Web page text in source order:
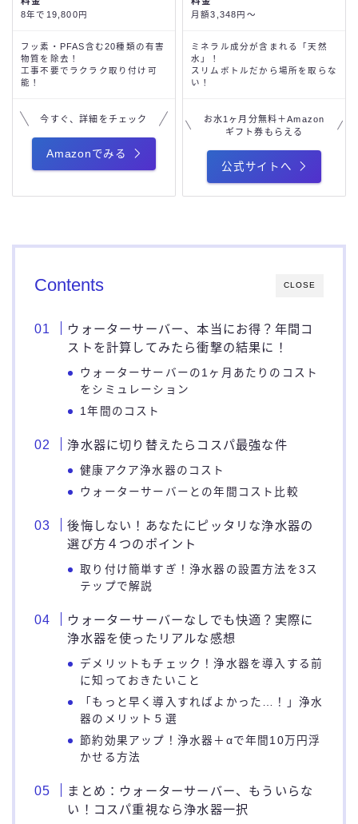
8年で19,800円
フッ素・PFAS含む20種類の有害
物質を除去！
工事不要でラクラク取り付け可
能！
今すぐ、詳細をチェック
Amazonでみる
月額3,348円～
ミネラル成分が含まれる「天然
水」！
スリムボトルだから場所を取らな
い！
お水1ヶ月分無料＋Amazon
ギフト券もらえる
公式サイトへ
CLOSE
Contents
ウォーターサーバー、本当にお得？年間コ
ストを計算してみたら衝撃の結果に！
ウォーターサーバーの1ヶ月あたりのコスト
をシミュレーション
1年間のコスト
浄水器に切り替えたらコスパ最強な件
健康アクア浄水器のコスト
ウォーターサーバーとの年間コスト比較
後悔しない！あなたにピッタリな浄水器の
選び方４つのポイント
取り付け簡単すぎ！浄水器の設置方法を3ス
テップで解説
ウォーターサーバーなしでも快適？実際に
浄水器を使ったリアルな感想
デメリットもチェック！浄水器を導入する前
に知っておきたいこと
「もっと早く導入すればよかった…！」浄水
器のメリット５選
節約効果アップ！浄水器＋αで年間10万円浮
かせる方法
まとめ：ウォーターサーバー、もういらな
い！コスパ重視なら浄水器一択